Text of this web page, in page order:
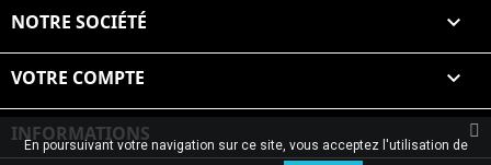
NOTRE SOCIÉTÉ 
VOTRE COMPTE 
INFORMATIONS
En poursuivant votre navigation sur ce site, vous acceptez l'utilisation de